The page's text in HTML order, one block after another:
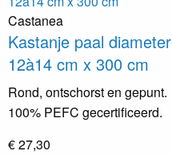
Castanea
Kastanje paal diameter
12à14 cm x 300 cm
Rond, ontschorst en gepunt.
100% PEFC gecertificeerd.
€ 27,30